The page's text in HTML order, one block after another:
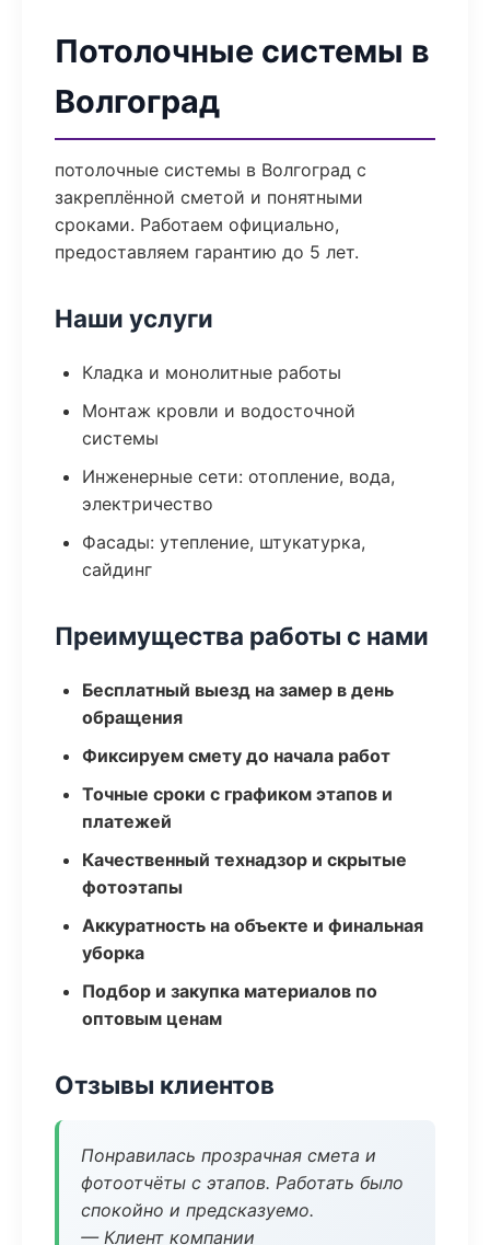
Потолочные системы в
Волгоград
потолочные системы в Волгоград с
закреплённой сметой и понятными
сроками. Работаем официально,
предоставляем гарантию до 5 лет.
Наши услуги
Кладка и монолитные работы
Монтаж кровли и водосточной
системы
Инженерные сети: отопление, вода,
электричество
Фасады: утепление, штукатурка,
сайдинг
Преимущества работы с нами
Бесплатный выезд на замер в день
обращения
Фиксируем смету до начала работ
Точные сроки с графиком этапов и
платежей
Качественный технадзор и скрытые
фотоэтапы
Аккуратность на объекте и финальная
уборка
Подбор и закупка материалов по
оптовым ценам
Отзывы клиентов
Понравилась прозрачная смета и
фотоотчёты с этапов. Работать было
спокойно и предсказуемо.
— Клиент компании